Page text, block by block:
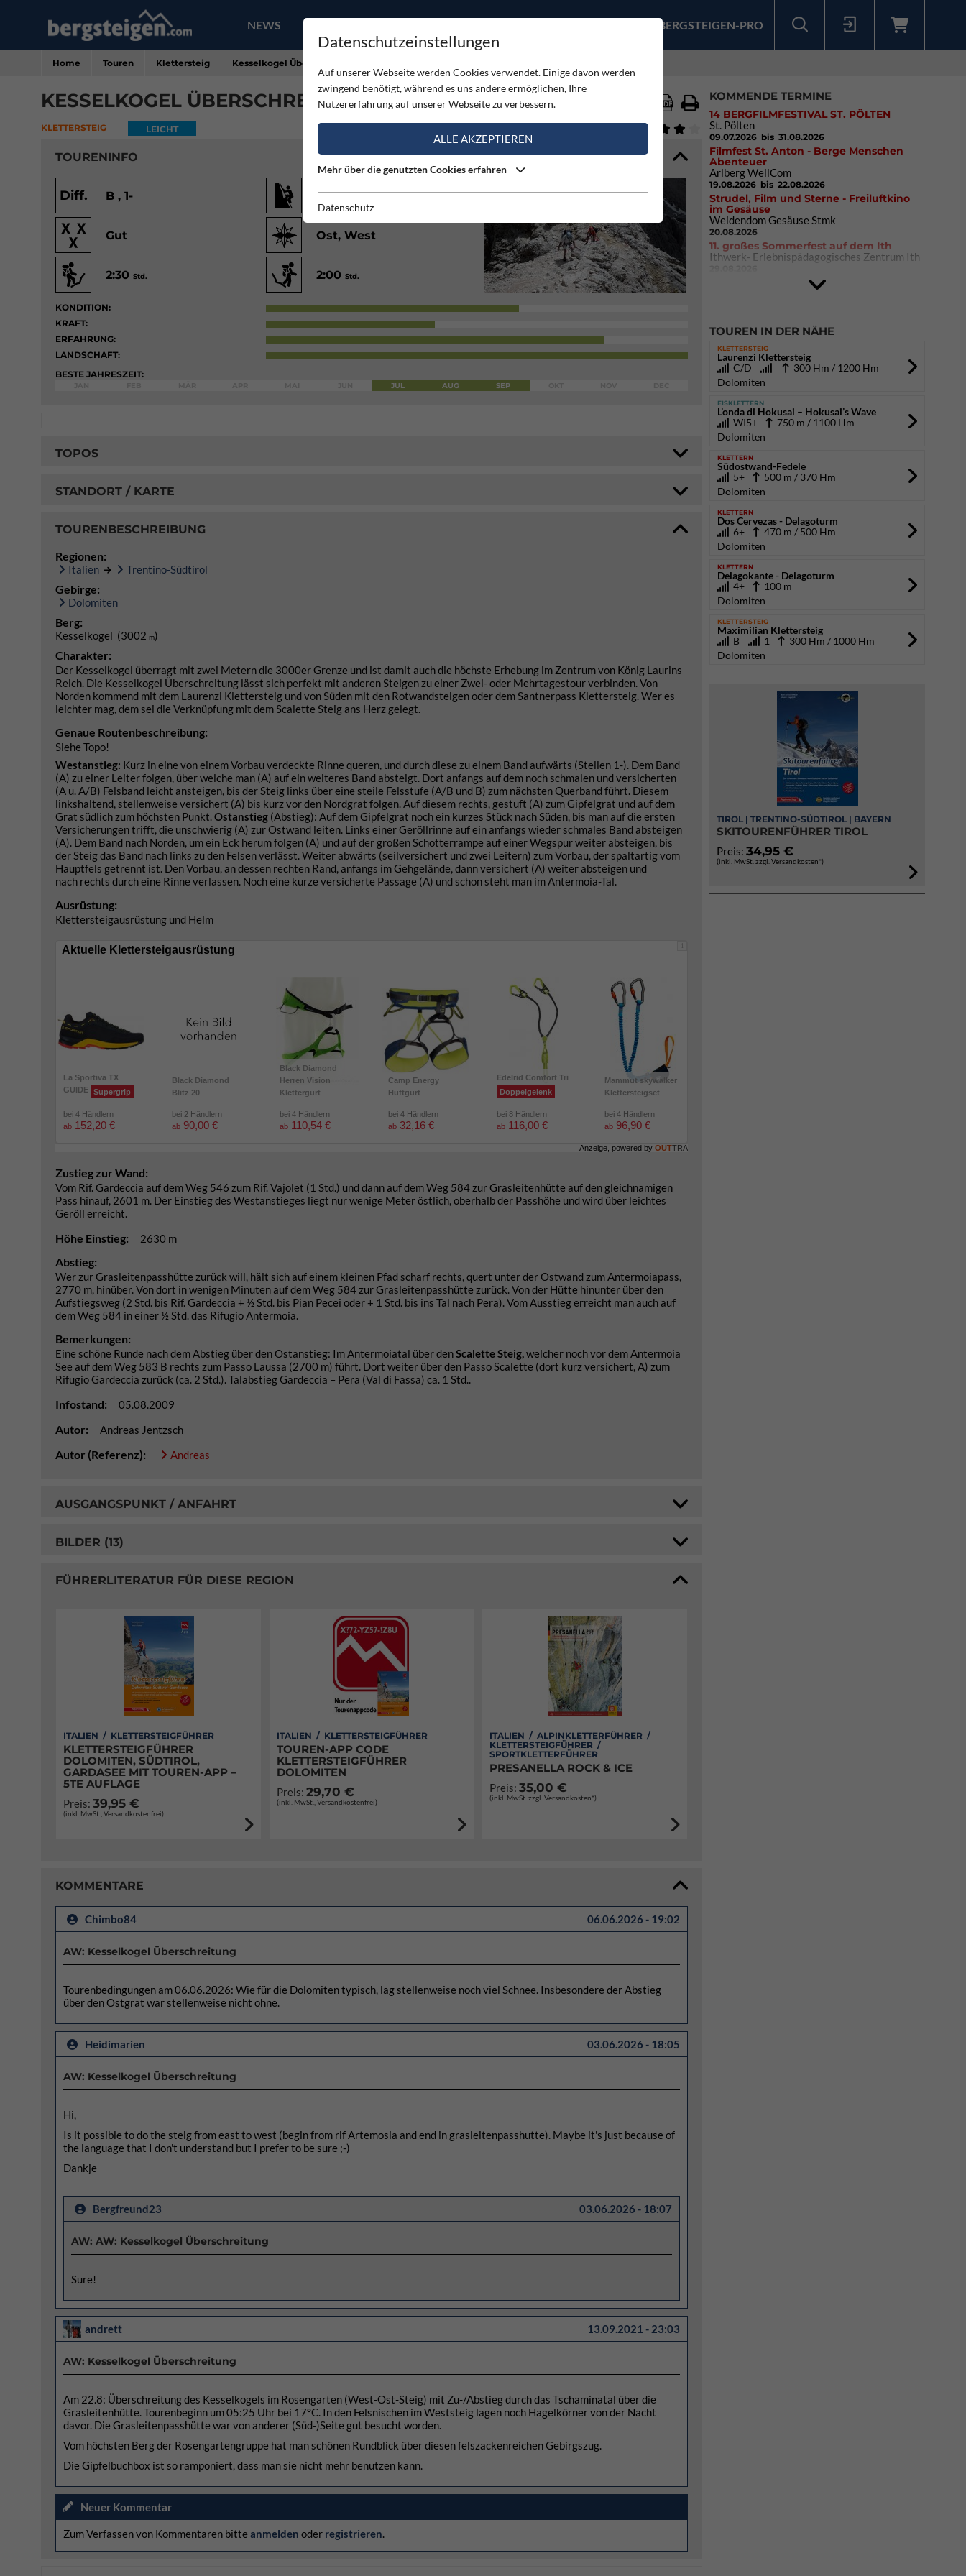
NEWS PRODUKTE BERGSTEIGEN-PRO
Home Touren Klettersteig Kesselkogel Überschreitung
KESSELKOGEL ÜBERSCHREITUNG
KLETTERSTEIG LEICHT
TOURENINFO
Diff. B , 1- 350Hm/ 1180Hm
2:30 Std. / 7:00
Gut Ost, West
2:30Std. 2:00Std.
KONDITION:
KRAFT:
ERFAHRUNG:
LANDSCHAFT:
BESTE JAHRESZEIT:
JUL AUG SEP
TOPOS
STANDORT / KARTE
TOURENBESCHREIBUNG
Regionen:
Italien Trentino-Südtirol
Gebirge:
Dolomiten
Berg:
Kesselkogel (3002 m)
Charakter:
Der Kesselkogel überragt mit zwei Metern die 3000er Grenze und ist damit auch die höchste Erhebung im Zentrum von König Laurins
Reich. Die Kesselkogel Überschreitung lässt sich perfekt mit anderen Steigen zu einer Zwei- oder Mehrtagestour verbinden. Von
Norden kommend mit dem Laurenzi Klettersteig und von Süden mit den Rotwandsteigen oder dem Santnerpass Klettersteig. Wer es
leichter mag, dem sei die Verknüpfung mit dem Scalette Steig ans Herz gelegt.
Genaue Routenbeschreibung:
Siehe Topo!
Westanstieg: Kurz in eine von einem Vorbau verdeckte Rinne queren, und durch diese zu einem Band aufwärts (Stellen 1-). Dem Band
(A) zu einer Leiter folgen, über welche man (A) auf ein weiteres Band absteigt. Dort anfangs auf dem noch schmalen und versicherten
(A u. A/B) Felsband leicht ansteigen, bis der Steig links über eine steile Felsstufe (A/B und B) zum nächsten Querband führt. Diesem
linkshaltend, stellenweise versichert (A) bis kurz vor den Nordgrat folgen. Auf diesem rechts, gestuft (A) zum Gipfelgrat und auf dem
Grat südlich zum höchsten Punkt.Ostanstieg (Abstieg): Auf dem Gipfelgrat noch ein kurzes Stück nach Süden, bis man auf die ersten
Versicherungen trifft, die unschwierig (A) zur Ostwand leiten. Links einer Geröllrinne auf ein anfangs wieder schmales Band absteigen
(A). Dem Band nach Norden, um ein Eck herum folgen (A) und auf der großen Schotterrampe auf einer Wegspur weiter absteigen, bis
der Steig das Band nach links zu den Felsen verlässt. Weiter abwärts (seilversichert und zwei Leitern) zum Vorbau, der spaltartig vom
Hauptfels getrennt ist. Den Vorbau, an dessen rechten Rand, anfangs im Gehgelände, dann versichert (A) weiter absteigen und
nach rechts durch eine Rinne verlassen. Noch eine kurze versicherte Passage (A) und schon steht man im Antermoia-Tal.
Ausrüstung:
Klettersteigausrüstung und Helm
i
Aktuelle Klettersteigausrüstung
La Sportiva TX
GUIDE Supergrip
bei 4 Händlern
ab 152,20 €
Black Diamond
Blitz 20
bei 2 Händlern
ab 90,00 €
Black Diamond
Herren Vision
Klettergurt
bei 4 Händlern
ab 110,54 €
Camp Energy
Hüftgurt
bei 4 Händlern
ab 32,16 €
Edelrid Comfort Tri
Doppelgelenk
bei 8 Händlern
ab 116,00 €
Mammut skywalker
Klettersteigset
bei 4 Händlern
ab 96,90 €
Anzeige, powered by OUTTRA
Zustieg zur Wand:
Vom Rif. Gardeccia auf dem Weg 546 zum Rif. Vajolet (1 Std.) und dann auf dem Weg 584 zur Grasleitenhütte auf den gleichnamigen
Pass hinauf, 2601 m. Der Einstieg des Westanstieges liegt nur wenige Meter östlich, oberhalb der Passhöhe und wird über leichtes
Geröll erreicht.
Höhe Einstieg: 2630 m
Abstieg:
Wer zur Grasleitenpasshütte zurück will, hält sich auf einem kleinen Pfad scharf rechts, quert unter der Ostwand zum Antermoiapass,
2770 m, hinüber. Von dort in wenigen Minuten auf dem Weg 584 zur Grasleitenpasshütte zurück. Von der Hütte hinunter über den
Aufstiegsweg (2 Std. bis Rif. Gardeccia + ½ Std. bis Pian Pecei oder + 1 Std. bis ins Tal nach Pera). Vom Ausstieg erreicht man auch auf
dem Weg 584 in einer ½ Std. das Rifugio Antermoia.
Bemerkungen:
Eine schöne Runde nach dem Abstieg über den Ostanstieg: Im Antermoiatal über denScalette Steig,welcher noch vor dem Antermoia
See auf dem Weg 583 B rechts zum Passo Laussa (2700 m) führt. Dort weiter über den Passo Scalette (dort kurz versichert, A) zum
Rifugio Gardeccia zurück (ca. 2 Std.). Talabstieg Gardeccia – Pera (Val di Fassa) ca. 1 Std..
Infostand: 05.08.2009
Autor: Andreas Jentzsch
Autor (Referenz): Andreas
AUSGANGSPUNKT / ANFAHRT
BILDER (13)
FÜHRERLITERATUR FÜR DIESE REGION
ITALIEN / KLETTERSTEIGFÜHRER
KLETTERSTEIGFÜHRER
DOLOMITEN, SÜDTIROL,
GARDASEE MIT TOUREN-APP –
5TE AUFLAGE
Preis: 39,95 €
(inkl. MwSt., Versandkostenfrei)
ITALIEN / KLETTERSTEIGFÜHRER
TOUREN-APP CODE
KLETTERSTEIGFÜHRER
DOLOMITEN
Preis: 29,70 €
(inkl. MwSt., Versandkostenfrei)
ITALIEN / ALPINKLETTERFÜHRER /
KLETTERSTEIGFÜHRER /
SPORTKLETTERFÜHRER
PRESANELLA ROCK & ICE
Preis:35,00 €
(inkl. MwSt. zzgl. Versandkosten*)
KOMMENTARE
Chimbo84 06.06.2026 - 19:02
AW: Kesselkogel Überschreitung
Tourenbedingungen am 06.06.2026: Wie für die Dolomiten typisch, lag stellenweise noch viel Schnee. Insbesondere der Abstieg
über den Ostgrat war stellenweise nicht ohne.
Heidimarien 03.06.2026 - 18:05
AW: Kesselkogel Überschreitung
Hi,
Is it possible to do the steig from east to west (begin from rif Artemosia and end in grasleitenpasshutte). Maybe it's just because of
the language that I don't understand but I prefer to be sure ;-)
Dankje
Bergfreund23 03.06.2026 - 18:07
AW: AW: Kesselkogel Überschreitung
Sure!
andrett 13.09.2021 - 23:03
AW: Kesselkogel Überschreitung
Am 22.8: Überschreitung des Kesselkogels im Rosengarten (West-Ost-Steig) mit Zu-/Abstieg durch das Tschaminatal über die
Grasleitenhütte. Tourenbeginn um 05:25 Uhr bei 17°C. In den Felsnischen im Weststeig lagen noch Hagelkörner von der Nacht
davor. Die Grasleitenpasshütte war von anderer (Süd-)Seite gut besucht worden.
Vom höchsten Berg der Rosengartengruppe hat man schönen Rundblick über diesen felszackenreichen Gebirgszug.
Die Gipfelbuchbox ist so ramponiert, dass man sie nicht mehr benutzen kann.
Neuer Kommentar
Zum Verfassen von Kommentaren bitte anmelden oder registrieren.
KOMMENDE TERMINE
14 BERGFILMFESTIVAL ST. PÖLTEN
St. Pölten
09.07.2026 bis 31.08.2026
Filmfest St. Anton - Berge Menschen
Abenteuer
Arlberg WellCom
19.08.2026 bis 22.08.2026
Strudel, Film und Sterne - Freiluftkino
im Gesäuse
Weidendom Gesäuse Stmk
20.08.2026
11. großes Sommerfest auf dem Ith
Ithwerk- Erlebnispädagogisches Zentrum Ith
DAV Kletter- & Boulderzentrum München
Süd (Thalkirchen)
TOUREN IN DER NÄHE
KLETTERSTEIG
Laurenzi Klettersteig
C/D
300 Hm / 1200 Hm
Dolomiten
EISKLETTERN
L’onda di Hokusai – Hokusai’s Wave
WI5+
750 m / 1100 Hm
Dolomiten
KLETTERN
Südostwand-Fedele
5+
500 m / 370 Hm
Dolomiten
KLETTERN
Dos Cervezas - Delagoturm
6+
470 m / 500 Hm
Dolomiten
KLETTERN
Delagokante - Delagoturm
4+
100 m
Dolomiten
KLETTERSTEIG
Maximilian Klettersteig
B
1
300 Hm / 1000 Hm
Dolomiten
TIROL | TRENTINO-SÜDTIROL | BAYERN
SKITOURENFÜHRER TIROL
Preis: 34,95 €
(inkl. MwSt. zzgl. Versandkosten*)
Datenschutzeinstellungen
Auf unserer Webseite werden Cookies verwendet. Einige davon werden
zwingend benötigt, während es uns andere ermöglichen, Ihre
Nutzererfahrung auf unserer Webseite zu verbessern.
ALLE AKZEPTIEREN
Mehr über die genutzten Cookies erfahren
Datenschutz